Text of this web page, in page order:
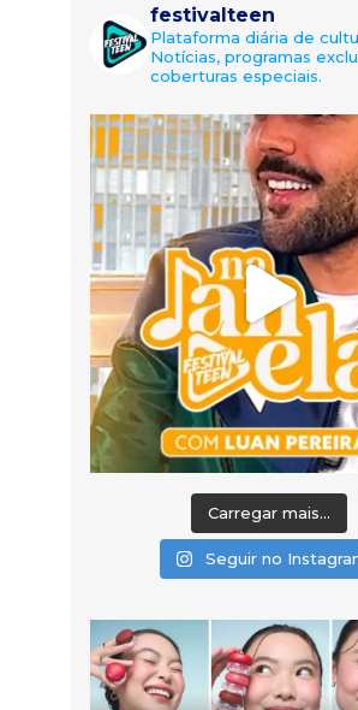
festivalteen
Plataforma diária de
Notícias, programas
coberturas especiais.
Carregar mais...
Seguir no